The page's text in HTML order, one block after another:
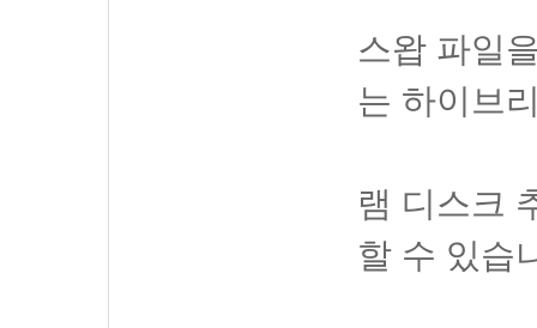
스왑 파일
는 하이브
램 디스크
할 수 있습